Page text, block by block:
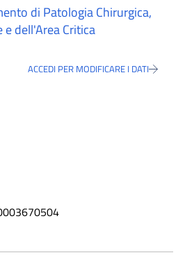
di Patologia Chirurgica,
dell'Area Critica
ACCEDI PER MODIFICARE I DATI